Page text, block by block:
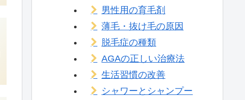
男性用の育毛剤
薄毛・抜け毛の原因
脱毛症の種類
AGAの正しい治療法
生活習慣の改善
シャワーとシャンプー